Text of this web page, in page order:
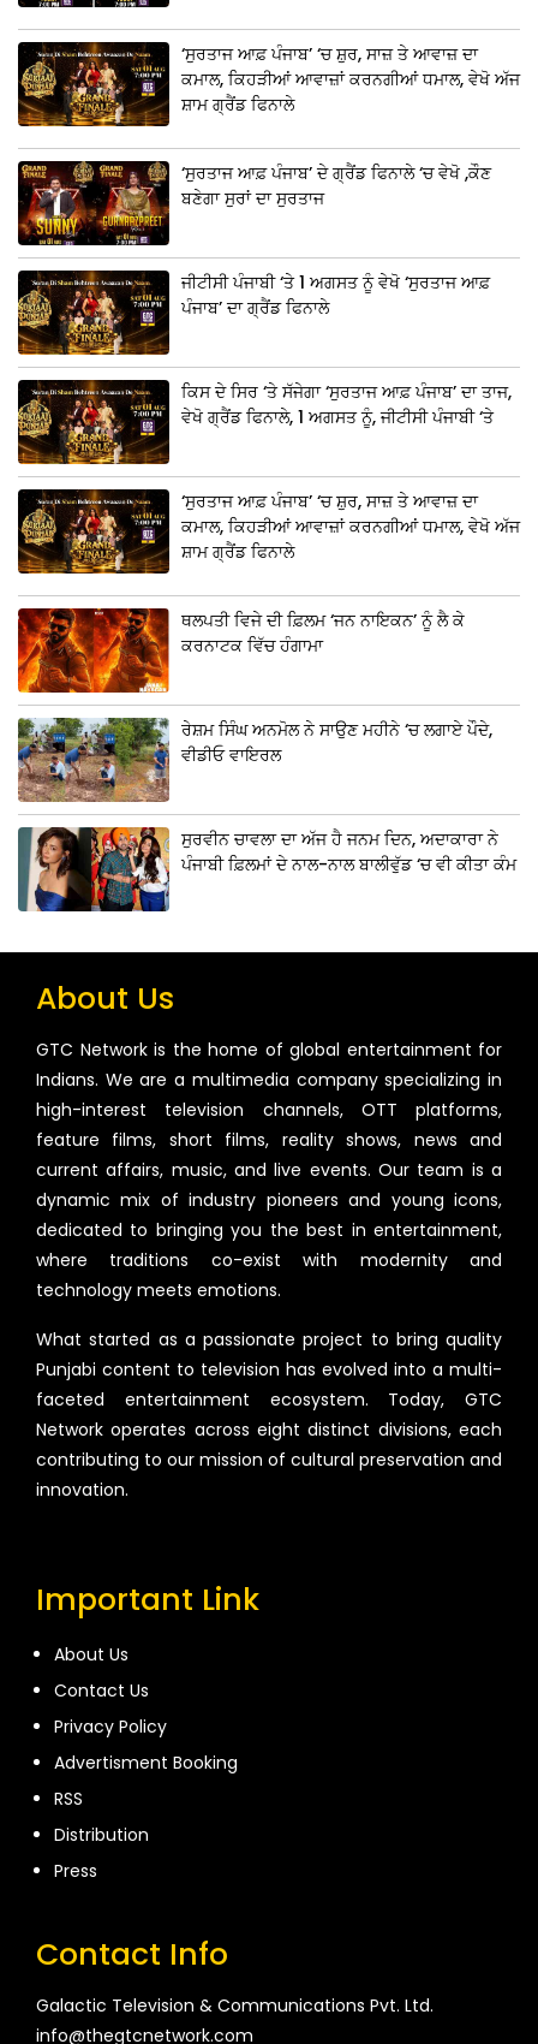
‘ਸੁਰਤਾਜ ਆਫ਼ ਪੰਜਾਬ’ ‘ਚ ਸ਼ੁਰ, ਸਾਜ਼ ਤੇ ਆਵਾਜ਼ ਦਾ
ਕਮਾਲ, ਕਿਹੜੀਆਂ ਆਵਾਜ਼ਾਂ ਕਰਨਗੀਆਂ ਧਮਾਲ, ਵੇਖੋ ਅੱਜ
ਸ਼ਾਮ ਗ੍ਰੈਂਡ ਫਿਨਾਲੇ
‘ਸੁਰਤਾਜ ਆਫ਼ ਪੰਜਾਬ’ ਦੇ ਗ੍ਰੈਂਡ ਫਿਨਾਲੇ ‘ਚ ਵੇਖੋ ,ਕੌਣ
ਬਣੇਗਾ ਸੁਰਾਂ ਦਾ ਸੁਰਤਾਜ
ਜੀਟੀਸੀ ਪੰਜਾਬੀ ‘ਤੇ 1 ਅਗਸਤ ਨੂੰ ਵੇਖੋ ‘ਸੁਰਤਾਜ ਆਫ਼
ਪੰਜਾਬ’ ਦਾ ਗ੍ਰੈਂਡ ਫਿਨਾਲੇ
ਕਿਸ ਦੇ ਸਿਰ ‘ਤੇ ਸੱਜੇਗਾ ‘ਸੁਰਤਾਜ ਆਫ਼ ਪੰਜਾਬ’ ਦਾ ਤਾਜ,
ਵੇਖੋ ਗ੍ਰੈਂਡ ਫਿਨਾਲੇ, 1 ਅਗਸਤ ਨੂੰ, ਜੀਟੀਸੀ ਪੰਜਾਬੀ ‘ਤੇ
‘ਸੁਰਤਾਜ ਆਫ਼ ਪੰਜਾਬ’ ‘ਚ ਸ਼ੁਰ, ਸਾਜ਼ ਤੇ ਆਵਾਜ਼ ਦਾ
ਕਮਾਲ, ਕਿਹੜੀਆਂ ਆਵਾਜ਼ਾਂ ਕਰਨਗੀਆਂ ਧਮਾਲ, ਵੇਖੋ ਅੱਜ
ਸ਼ਾਮ ਗ੍ਰੈਂਡ ਫਿਨਾਲੇ
ਥਲਪਤੀ ਵਿਜੇ ਦੀ ਫ਼ਿਲਮ ‘ਜਨ ਨਾਇਕਨ’ ਨੂੰ ਲੈ ਕੇ
ਕਰਨਾਟਕ ਵਿੱਚ ਹੰਗਾਮਾ
ਰੇਸ਼ਮ ਸਿੰਘ ਅਨਮੋਲ ਨੇ ਸਾਉਣ ਮਹੀਨੇ ‘ਚ ਲਗਾਏ ਪੌਦੇ,
ਵੀਡੀਓ ਵਾਇਰਲ
ਸੁਰਵੀਨ ਚਾਵਲਾ ਦਾ ਅੱਜ ਹੈ ਜਨਮ ਦਿਨ, ਅਦਾਕਾਰਾ ਨੇ
ਪੰਜਾਬੀ ਫ਼ਿਲਮਾਂ ਦੇ ਨਾਲ-ਨਾਲ ਬਾਲੀਵੁੱਡ ‘ਚ ਵੀ ਕੀਤਾ ਕੰਮ
About Us
GTC Network is the home of global entertainment for
Indians. We are a multimedia company specializing in
high-interest television channels, OTT platforms,
feature films, short films, reality shows, news and
current affairs, music, and live events. Our team is a
dynamic mix of industry pioneers and young icons,
dedicated to bringing you the best in entertainment,
where traditions co-exist with modernity and
technology meets emotions.
What started as a passionate project to bring quality
Punjabi content to television has evolved into a multi-
faceted entertainment ecosystem. Today, GTC
Network operates across eight distinct divisions, each
contributing to our mission of cultural preservation and
innovation.
Important Link
About Us
Contact Us
Privacy Policy
Advertisment Booking
RSS
Distribution
Press
Contact Info
Galactic Television & Communications Pvt. Ltd.
info@thegtcnetwork.com